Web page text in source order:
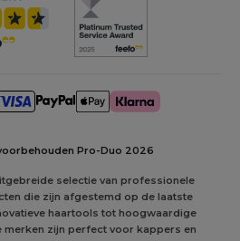
Pro-Duo 2026
selectie van professionele
die zijn afgestemd op de laatste
haartools tot hoogwaardige
zijn perfect voor kappers en